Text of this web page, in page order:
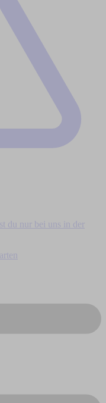
du nur bei uns in der